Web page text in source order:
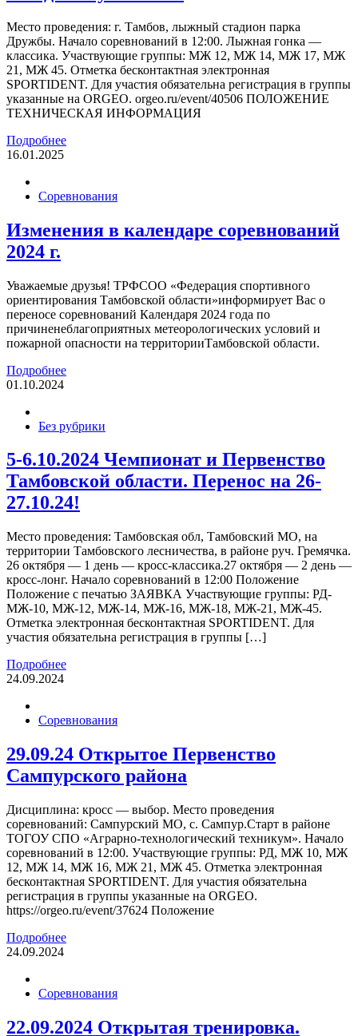
Место проведения: г. Тамбов, лыжный стадион парка
Дружбы. Начало соревнований в 12:00. Лыжная гонка —
классика. Участвующие группы: МЖ 12, МЖ 14, МЖ 17, МЖ
21, МЖ 45. Отметка бесконтактная электронная
SPORTIDENT. Для участия обязательна регистрация в группы
указанные на ORGEO. orgeo.ru/event/40506 ПОЛОЖЕНИЕ
ТЕХНИЧЕСКАЯ ИНФОРМАЦИЯ
Подробнее
16.01.2025
Соревнования
Изменения в календаре соревнований
2024 г.
Уважаемые друзья! ТРФСОО «Федерация спортивного
ориентирования Тамбовской области»информирует Вас о
переносе соревнований Календаря 2024 года по
причиненеблагоприятных метеорологических условий и
пожарной опасности на территорииТамбовской области.
Подробнее
01.10.2024
Без рубрики
5-6.10.2024 Чемпионат и Первенство
Тамбовской области. Перенос на 26-
27.10.24!
Место проведения: Тамбовская обл, Тамбовский МО, на
территории Тамбовского лесничества, в районе руч. Гремячка.
26 октября — 1 день — кросс-классика.27 октября — 2 день —
кросс-лонг. Начало соревнований в 12:00 Положение
Положение с печатью ЗАЯВКА Участвующие группы: РД-
МЖ-10, МЖ-12, МЖ-14, МЖ-16, МЖ-18, МЖ-21, МЖ-45.
Отметка электронная бесконтактная SPORTIDENT. Для
участия обязательна регистрация в группы […]
Подробнее
24.09.2024
Соревнования
29.09.24 Открытое Первенство
Сампурского района
Дисциплина: кросс — выбор. Место проведения
соревнований: Сампурский МО, с. Сампур.Старт в районе
ТОГОУ СПО «Аграрно-технологический техникум». Начало
соревнований в 12:00. Участвующие группы: РД, МЖ 10, МЖ
12, МЖ 14, МЖ 16, МЖ 21, МЖ 45. Отметка электронная
бесконтактная SPORTIDENT. Для участия обязательна
регистрация в группы указанные на ORGEO.
https://orgeo.ru/event/37624 Положение
Подробнее
24.09.2024
Соревнования
22.09.2024 Открытая тренировка.